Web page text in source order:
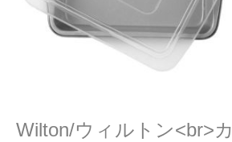
Wilton/ウィルトン<br>カ